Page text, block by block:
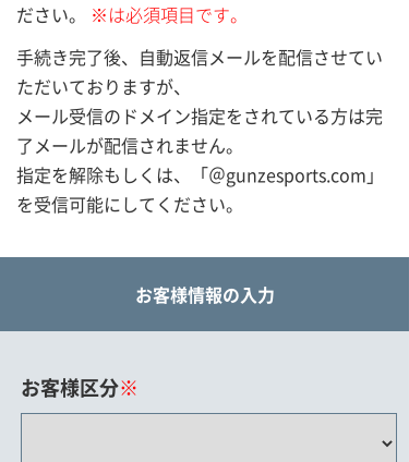
ださい。 ※は必須項目です。
手続き完了後、自動返信メールを配信させてい
ただいておりますが、
メール受信のドメイン指定をされている方は完
了メールが配信されません。
指定を解除もしくは、「＠gunzesports.com」
を受信可能にしてください。
お客様情報の入力
お客様区分※